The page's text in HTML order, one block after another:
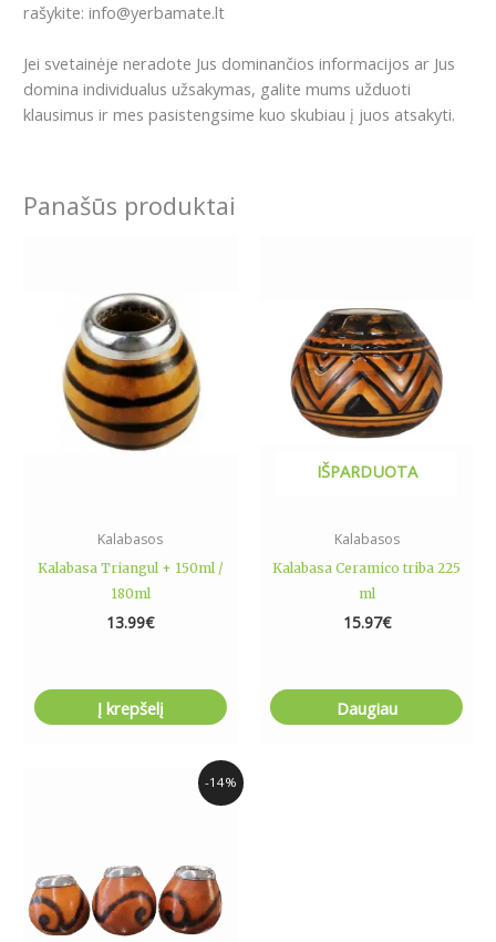
rašykite: info@yerbamate.lt
Jei svetainėje neradote Jus dominančios informacijos ar Jus
domina individualus užsakymas, galite mums užduoti
klausimus ir mes pasistengsime kuo skubiau į juos atsakyti.
Panašūs produktai
Kalabasos
Kalabasa Triangul + 150ml /
180ml
13.99€
Į krepšelį
IŠPARDUOTA
Kalabasos
Kalabasa Ceramico triba 225
ml
15.97€
Daugiau
-14%
Current
price